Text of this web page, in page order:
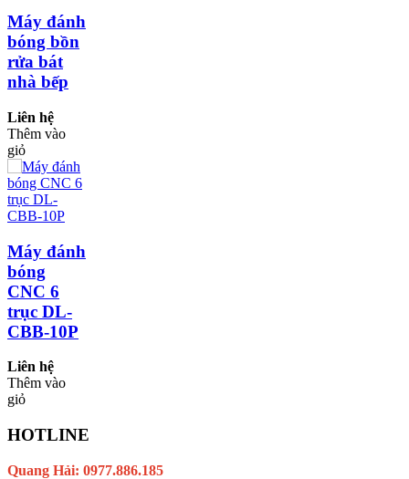
Máy đánh
bóng bồn
rửa bát
nhà bếp
Liên hệ
Thêm vào
giỏ
Máy đánh
bóng
CNC 6
trục DL-
CBB-10P
Liên hệ
Thêm vào
giỏ
HOTLINE
Quang Hải: 0977.886.185